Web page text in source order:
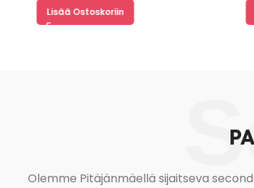
Lisää Ostoskoriin
Olemme Pitäjänmäellä sijaitseva